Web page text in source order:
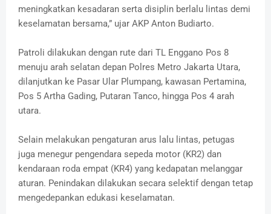
meningkatkan kesadaran serta disiplin berlalu lintas demi
keselamatan bersama,” ujar AKP Anton Budiarto.
Patroli dilakukan dengan rute dari TL Enggano Pos 8
menuju arah selatan depan Polres Metro Jakarta Utara,
dilanjutkan ke Pasar Ular Plumpang, kawasan Pertamina,
Pos 5 Artha Gading, Putaran Tanco, hingga Pos 4 arah
utara.
Selain melakukan pengaturan arus lalu lintas, petugas
juga menegur pengendara sepeda motor (KR2) dan
kendaraan roda empat (KR4) yang kedapatan melanggar
aturan. Penindakan dilakukan secara selektif dengan tetap
mengedepankan edukasi keselamatan.